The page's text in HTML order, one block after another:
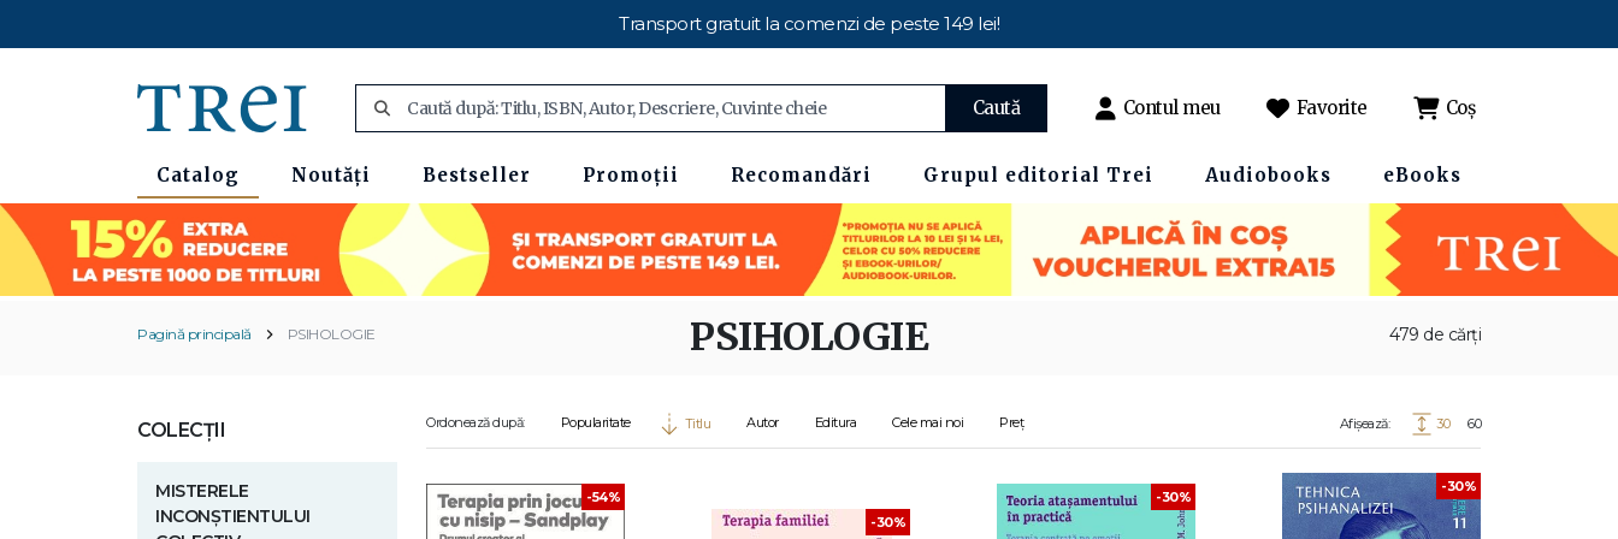
Transport gratuit la comenzi de peste 149 lei!
Caută Contul meu Favorite Coș
Catalog Noutăți Bestseller Promoții Recomandări Grupul editorial Trei Audiobooks eBooks
Pagină principală PSIHOLOGIE 479 de cărți
PSIHOLOGIE
COLECȚII
MISTERELE
INCONȘTIENTULUI
Ordonează după: Popularitate Titlu Autor Editura Cele mai noi Preț Afișează: 30 60
-54%
-30%
-30%
-30%